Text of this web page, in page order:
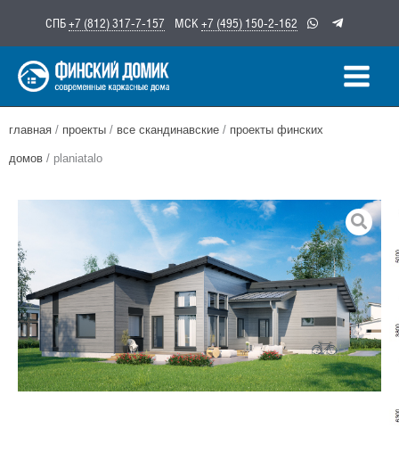
содержимому
СПБ+7 (812) 317-7-157 МСК +7 (495) 150-2-162
главная / проекты / все скандинавские / проекты финских
домов / planiatalo